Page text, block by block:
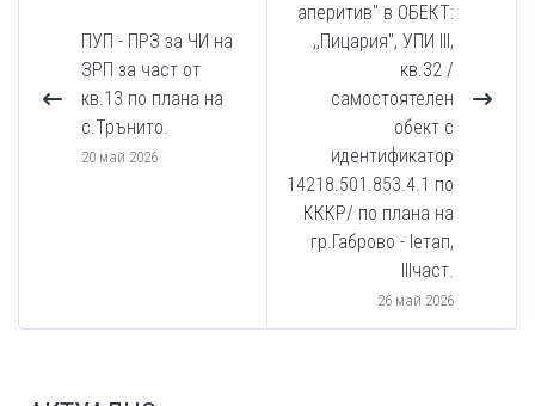
ПУП - ПРЗ за ЧИ на
ЗРП за част от
кв.13 по плана на
с.Трънито.
20 май 2026
аперитив" в ОБЕКТ:
,,Пицария'', УПИ III,
кв.32 /
самостоятелен
обект с
идентификатор
14218.501.853.4.1 по
КККР/ по плана на
гр.Габрово - Iетап,
IIIчаст.
26 май 2026